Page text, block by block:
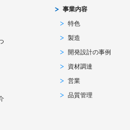
事業内容
特色
製造
開発設計の事例
資材調達
営業
品質管理